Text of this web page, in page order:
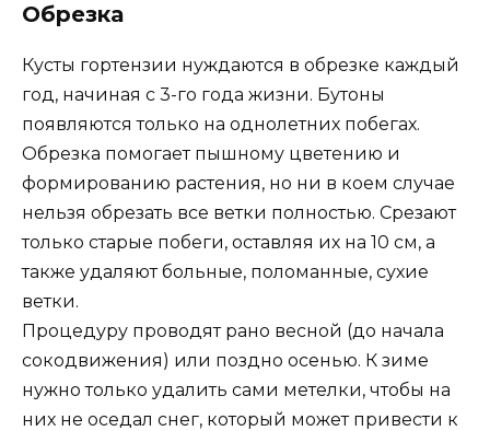
Обрезка
Кусты гортензии нуждаются в обрезке каждый
год, начиная с 3-го года жизни. Бутоны
появляются только на однолетних побегах.
Обрезка помогает пышному цветению и
формированию растения, но ни в коем случае
нельзя обрезать все ветки полностью. Срезают
только старые побеги, оставляя их на 10 см, а
также удаляют больные, поломанные, сухие
ветки.
Процедуру проводят рано весной (до начала
сокодвижения) или поздно осенью. К зиме
нужно только удалить сами метелки, чтобы на
них не оседал снег, который может привести к